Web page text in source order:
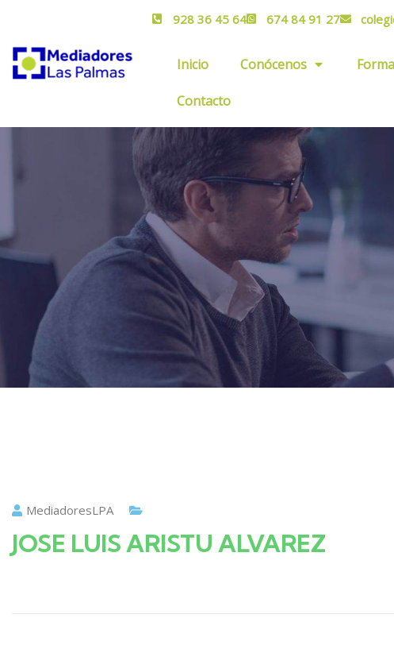
928 36 45 64 674 84 91 27
Inicio Conócenos
Contacto
MediadoresLPA
JOSE LUIS ARISTU ALVAREZ